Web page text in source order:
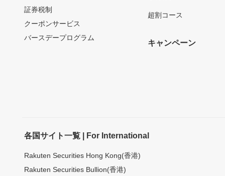
証券税制
クーポンサービス
バースデープログラム
超割コース
キャンペーン
各国サイト一覧 | For International
Rakuten Securities Hong Kong(香港)
Rakuten Securities Bullion(香港)